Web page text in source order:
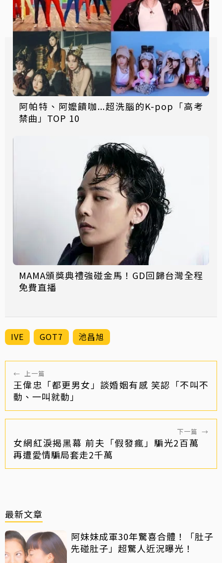
阿帕特、阿嬤饋咖...超洗腦的K-pop「高考
禁曲」TOP 10
MAMA頒獎典禮強碰金馬！GD回歸台灣全程
免費直播
IVE GOT7 池昌旭
← 上一篇
王偉忠「都更男女」談婚姻有感 笑認「不叫不
動、一叫就動」
下一篇 →
女網紅淚揭黑幕 前夫「假發瘋」騙光2百萬
再遭愛情騙局套走2千萬
最新文章
阿妹妹成軍30年驚喜合體！「肚子
先碰肚子」超驚人近況曝光！